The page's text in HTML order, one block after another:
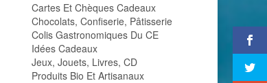
Cartes Et Chèques Cadeaux
Chocolats, Confiserie, Pâtisserie
Colis Gastronomiques Du CE
Idées Cadeaux
Jeux, Jouets, Livres, CD
Produits Bio Et Artisanaux